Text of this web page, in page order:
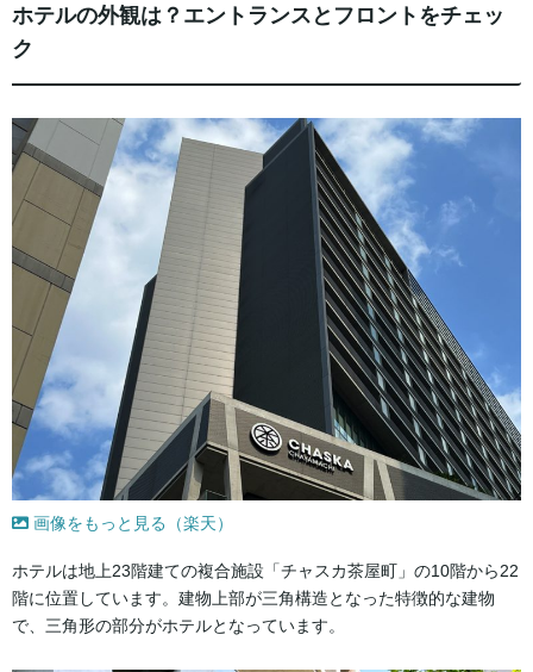
ホテルの外観は？エントランスとフロントをチェッ
ク
画像をもっと見る（楽天）
ホテルは地上23階建ての複合施設「チャスカ茶屋町」の10階から22
階に位置しています。建物上部が三角構造となった特徴的な建物
で、三角形の部分がホテルとなっています。